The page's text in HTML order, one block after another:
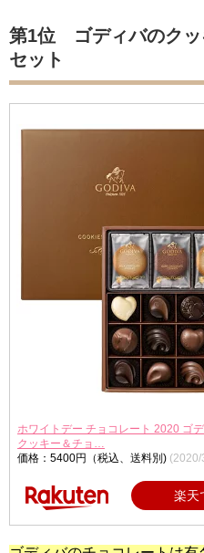
第1位 ゴディバのクッ
セット
ホワイトデー チョコレート 2020 ゴ
クッキー＆チョ…
価格：5400円（税込、送料別) (2020/
楽天